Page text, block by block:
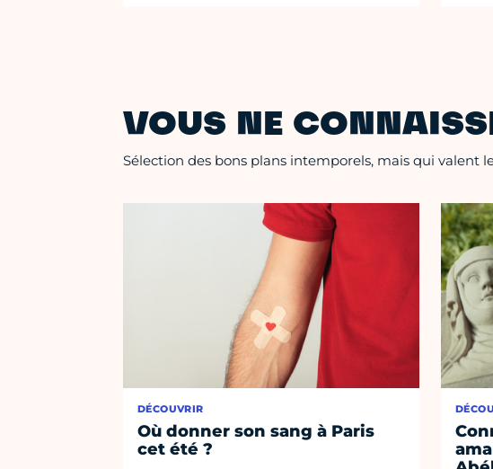
VOUS NE
Sélection des bons plans intemporels, mais qui valent
DÉCOUVRIR
Où donner son sang à Paris
cet été ?